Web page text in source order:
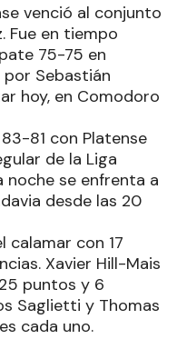
venció al conjunto
Fue en tiempo
75-75 en
Sebastián
hoy, en Comodoro
81 con Platense
de la Liga
noche se enfrenta a
desde las 20
calamar con 17
Xavier Hill-Mais
puntos y 6
Saglietti y Thomas
cada uno.